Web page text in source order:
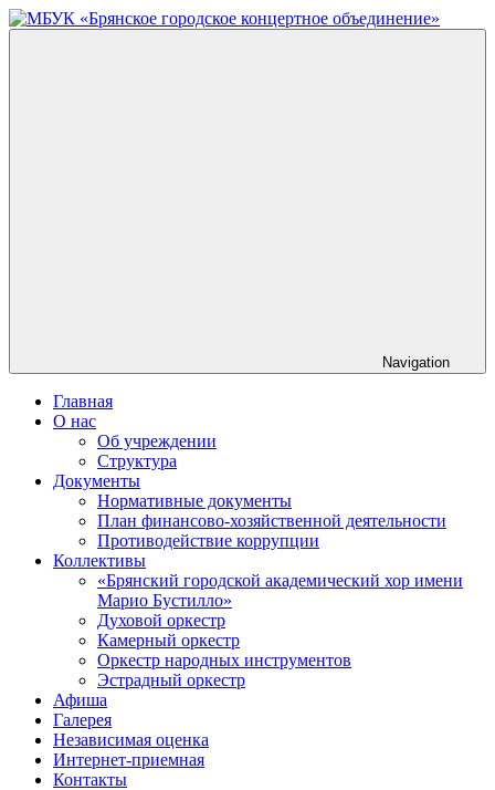
Skip
to
Navigation
Главная
О нас
Об учреждении
Структура
Документы
Нормативные документы
План финансово-хозяйственной деятельности
Противодействие коррупции
Коллективы
«Брянский городской академический хор имени
Марио Бустилло»
Духовой оркестр
Камерный оркестр
Оркестр народных инструментов
Эстрадный оркестр
Афиша
Галерея
Независимая оценка
Интернет-приемная
Контакты